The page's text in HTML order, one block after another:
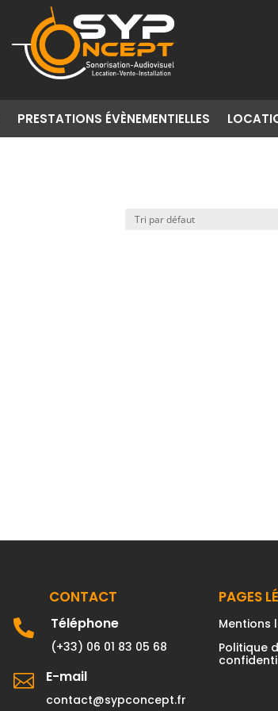
PRESTATIONS ÉVÈNEMENTIELLES
CONTACT
 Téléphone
(+33) 06 01 83 05 68
 E-mail
contact@sypconcept.fr
PAGES
Mentions
Politique